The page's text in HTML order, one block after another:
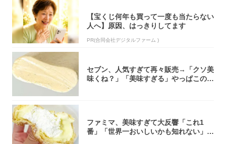
【宝くじ何年も買って一度も当たらない
人へ】原因、はっきりしてます
PR(合同会社デジタルファーム )
セブン、人気すぎて再々販売→「クソ美
味くね？」「美味すぎる」やっぱこのク
ファミマ、美味すぎて大反響「これ1
番」「世界一おいしいかも知れない」